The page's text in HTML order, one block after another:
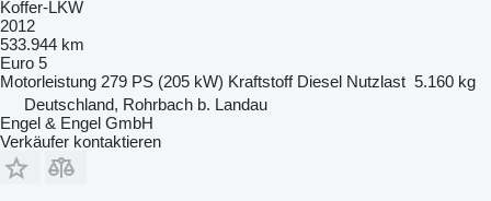
Koffer-LKW
2012
533.944 km
Euro 5
Motorleistung 279 PS (205 kW) Kraftstoff Diesel Nutzlast 5.160 kg
Deutschland, Rohrbach b. Landau
Engel & Engel GmbH
Verkäufer kontaktieren